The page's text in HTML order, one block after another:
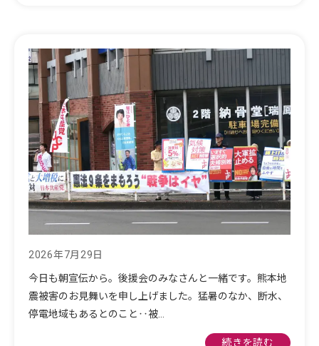
2026年7月29日
今日も朝宣伝から。後援会のみなさんと一緒です。熊本地
震被害のお見舞いを申し上げました。猛暑のなか、断水、
停電地域もあるとのこと‥被…
続きを読む